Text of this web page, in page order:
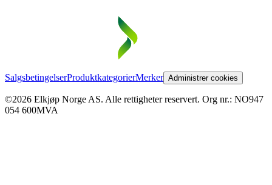
SalgsbetingelserProduktkategorierMerker Administrer cookies
©2026 Elkjøp Norge AS. Alle rettigheter reservert. Org nr.: NO947
054 600MVA